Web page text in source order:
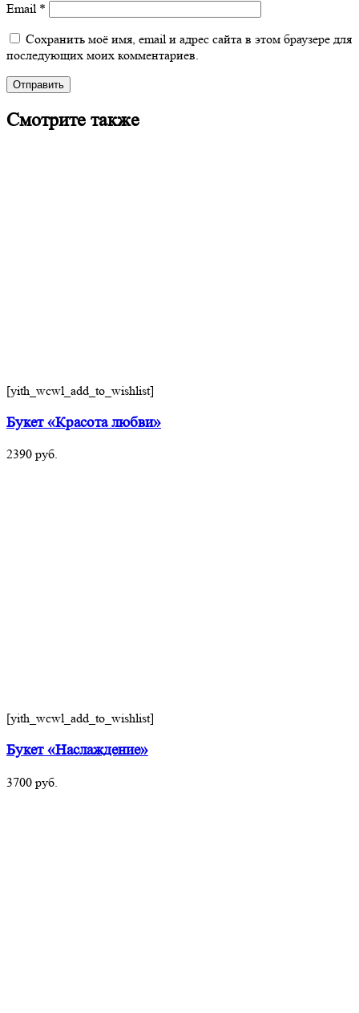
Email *
Сохранить моё имя, email и адрес сайта в этом браузере для
последующих моих комментариев.
Смотрите также
[yith_wcwl_add_to_wishlist]
Букет «Красота любви»
2390 руб.
[yith_wcwl_add_to_wishlist]
Букет «Наслаждение»
3700 руб.